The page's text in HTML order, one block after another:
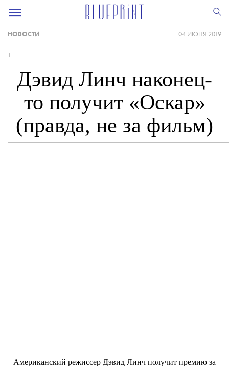
НОВОСТИ 04 ИЮНЯ 2019
T
Дэвид Линч наконец-
то получит «Оскар»
(правда, не за фильм)
Американский режиссер Дэвид Линч получит премию за